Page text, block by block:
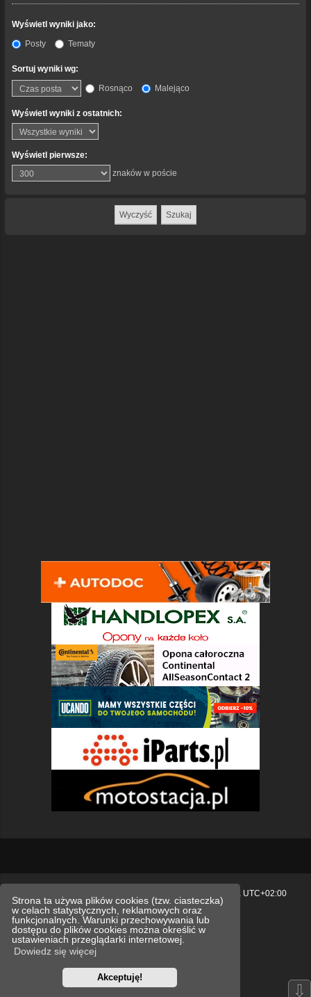
Strona ta używa plików cookies (tzw. ciasteczka)
w celach statystycznych, reklamowych oraz
funkcjonalnych. Warunki przechowywania lub
dostępu do plików cookies można określić w
ustawieniach przeglądarki internetowej.
Dowiedz się więcej
Akceptuję!
Wyświetl wyniki jako:
Posty
Tematy
Sortuj wyniki wg:
Rosnąco
Malejąco
Wyświetl wyniki z ostatnich:
Wyświetl pierwsze:
znaków w poście
Strefa czasowa UTC+02:00
Polityka prywatności.
Technologię dostarczaphpBB® Forum Software © phpBB Limited
Polski pakiet językowy dostarczaphpBB.pl
we_universal created by INVENTEA & v12mike
phpBB SEO ⇩